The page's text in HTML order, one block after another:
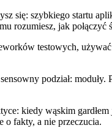
się: szybkiego startu
rozumiesz, jak połączyć
testowych,
podział:
kiedy wąskim gardłem
o fakty, a nie przeczucia.